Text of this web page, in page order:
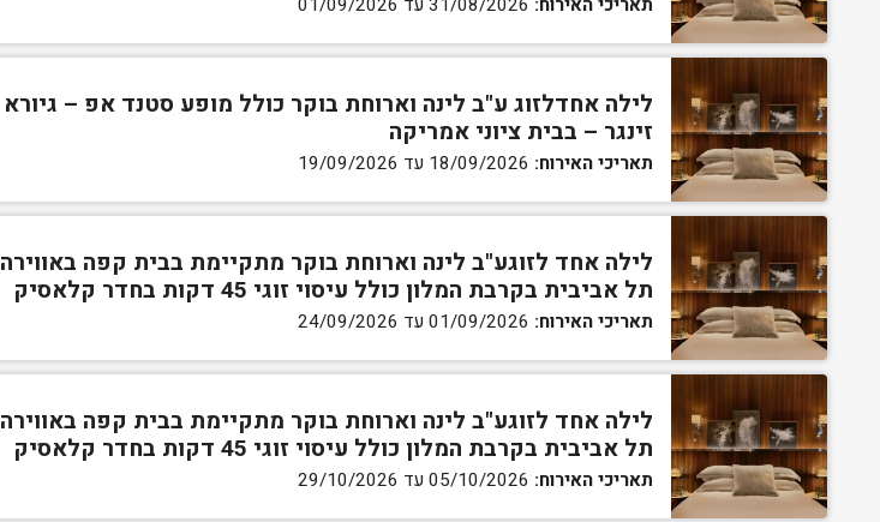
לילה אחדלזוג ע"ב לינה וארוחת בוקר כולל מופע סטנד אפ – גיורא
זינגר – בבית ציוני אמריקה
תאריכי האירוח:
לילה אחד לזוגע"ב לינה וארוחת בוקר מתקיימת בבית קפה באווירה
תל אביבית בקרבת המלון כולל עיסוי זוגי 45 דקות בחדר קלאסיק
תאריכי האירוח:
לילה אחד לזוגע"ב לינה וארוחת בוקר מתקיימת בבית קפה באווירה
תל אביבית בקרבת המלון כולל עיסוי זוגי 45 דקות בחדר קלאסיק
תאריכי האירוח: